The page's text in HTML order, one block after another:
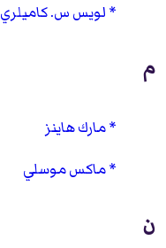
لويس س. كاميلري
م
مارك هاينز
ماكس موسلي
ن